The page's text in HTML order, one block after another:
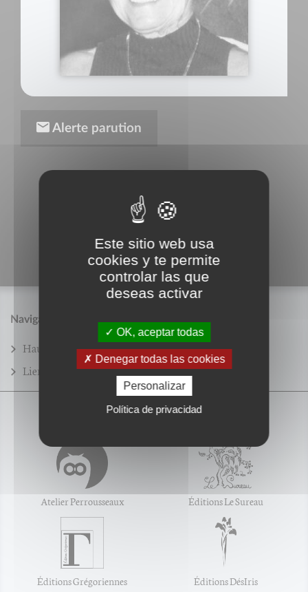
Alerte parution
Navigation
Haut de page Plan du site
Mentions légales
Liens
Gestion des cookies
Nos éditions
Atelier Perrousseaux Éditions Le Sureau
Éditions Grégoriennes Éditions DésIris
Este sitio web usa
cookies y te permite
controlar las que
deseas activar
OK, aceptar todas
Denegar todas las cookies
Personalizar
Política de privacidad